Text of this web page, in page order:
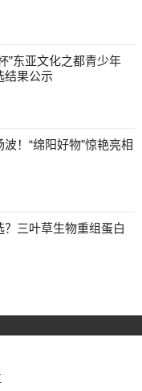
”东亚文化之都青少年
结果公示
！“绵阳好物”惊艳亮相
三叶草生物重组蛋白